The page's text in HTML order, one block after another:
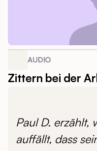
AUDIO
Zittern bei der
Paul D. erzählt,
auffällt, dass